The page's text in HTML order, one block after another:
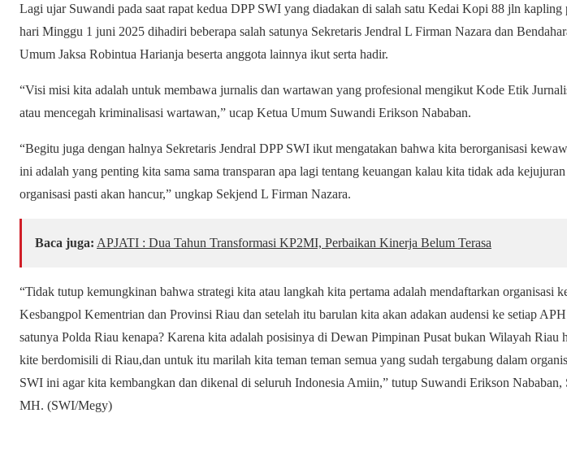
Lagi ujar Suwandi pada saat rapat kedua DPP SWI yang diadakan di salah satu Kedai Kopi 88 jln kapling
hari Minggu 1 juni 2025 dihadiri beberapa salah satunya Sekretaris Jendral L Firman Nazara dan
Umum Jaksa Robintua Harianja beserta anggota lainnya ikut serta hadir.
“Visi misi kita adalah untuk membawa jurnalis dan wartawan yang profesional mengikut Kode Etik
atau mencegah kriminalisasi wartawan,” ucap Ketua Umum Suwandi Erikson Nababan.
“Begitu juga dengan halnya Sekretaris Jendral DPP SWI ikut mengatakan bahwa kita berorganisasi
ini adalah yang penting kita sama sama transparan apa lagi tentang keuangan kalau kita tidak ada kejujuran
organisasi pasti akan hancur,” ungkap Sekjend L Firman Nazara.
Baca juga: APJATI : Dua Tahun Transformasi KP2MI, Perbaikan Kinerja Belum Terasa
“Tidak tutup kemungkinan bahwa strategi kita atau langkah kita pertama adalah mendaftarkan organisasi
Kesbangpol Kementrian dan Provinsi Riau dan setelah itu barulan kita akan adakan audensi ke setiap APH
satunya Polda Riau kenapa? Karena kita adalah posisinya di Dewan Pimpinan Pusat bukan Wilayah Riau
kite berdomisili di Riau,dan untuk itu marilah kita teman teman semua yang sudah tergabung dalam
SWI ini agar kita kembangkan dan dikenal di seluruh Indonesia Amiin,” tutup Suwandi Erikson Nababan,
MH. (SWI/Megy)